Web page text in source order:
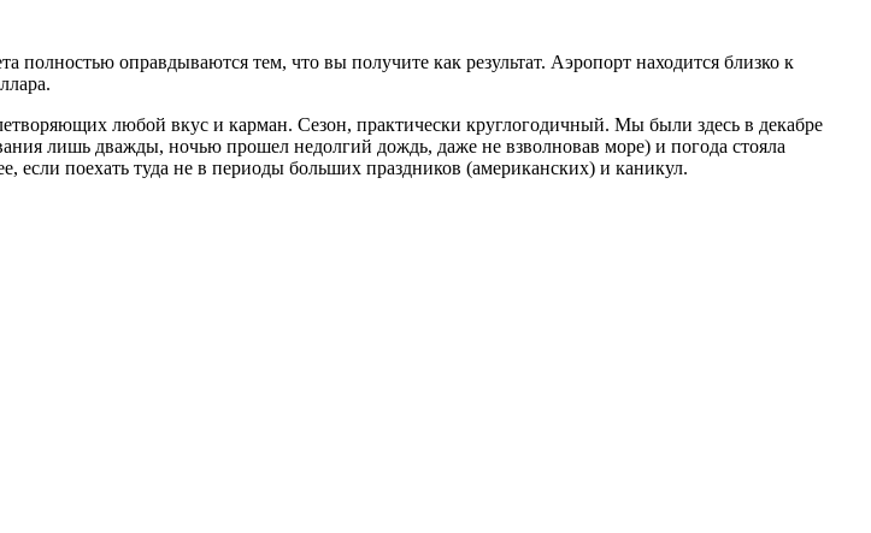
оправдываются тем, что вы получите как результат. Аэропорт находится близко к
любой вкус и карман. Сезон, практически круглогодичный. Мы были здесь в декабре
лишь дважды, ночью прошел недолгий дождь, даже не взволновав море) и погода стояла
поехать туда не в периоды больших праздников (американских) и каникул.